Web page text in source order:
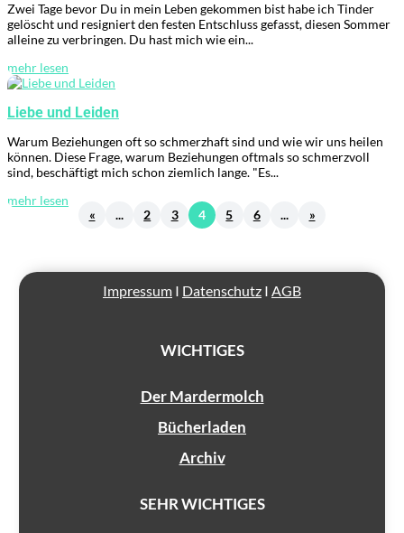
Zwei Tage bevor Du in mein Leben gekommen bist habe ich Tinder
gelöscht und resigniert den festen Entschluss gefasst, diesen Sommer
alleine zu verbringen. Du hast mich wie ein...
mehr lesen
Liebe und Leiden
Warum Beziehungen oft so schmerzhaft sind und wie wir uns heilen
können. Diese Frage, warum Beziehungen oftmals so schmerzvoll
sind, beschäftigt mich schon ziemlich lange. "Es...
mehr lesen
«
... 2 3 4 5 6 ... »
Impressum I Datenschutz I AGB
WICHTIGES
Der Mardermolch
Bücherladen
Archiv
SEHR WICHTIGES